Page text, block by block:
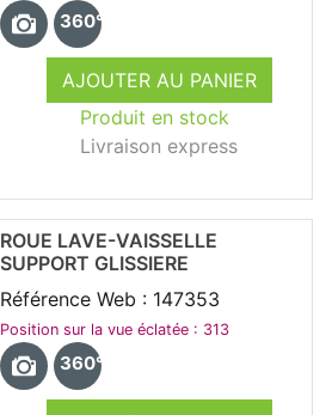
AJOUTER AU PANIER
Produit en stock
Livraison express
360°
ROUE LAVE-VAISSELLE
SUPPORT GLISSIERE
Référence Web : 147353
Position sur la vue éclatée : 313
360°